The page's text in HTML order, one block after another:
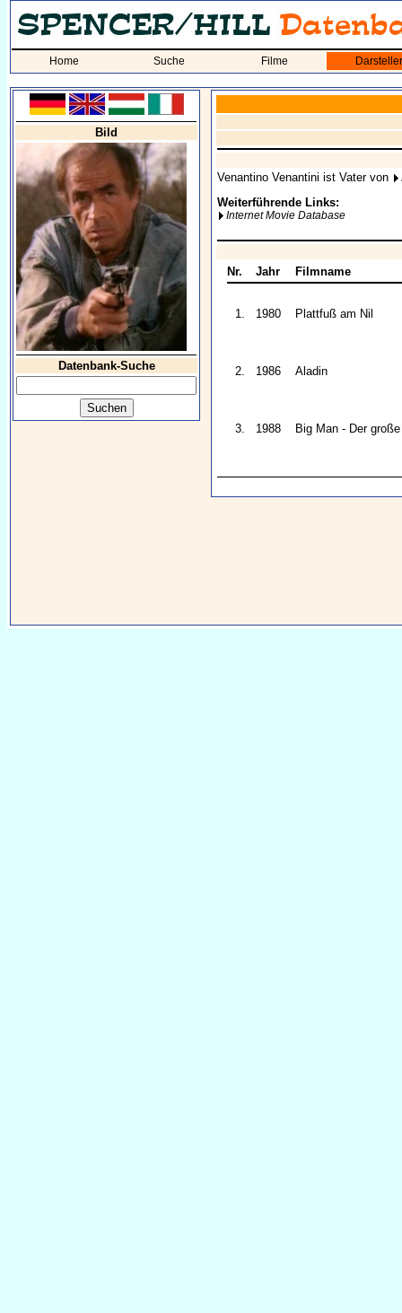
Home Suche Filme Darsteller
Bild
Datenbank-Suche
Venantino Venantini ist Vater von
Weiterführende Links:
Internet Movie Database
Nr. Jahr Filmname
1. 1980 Plattfuß am Nil
2. 1986 Aladin
3. 1988 Big Man - Der